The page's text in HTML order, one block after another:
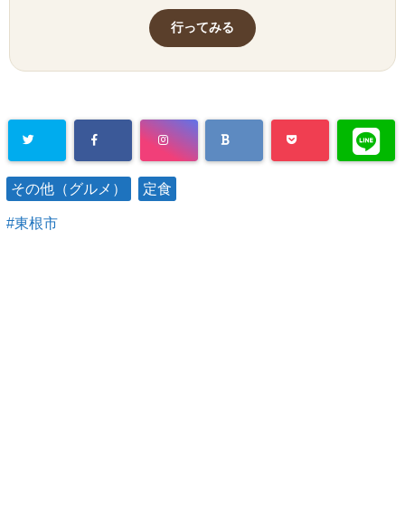
行ってみる
その他（グルメ） 定食
東根市